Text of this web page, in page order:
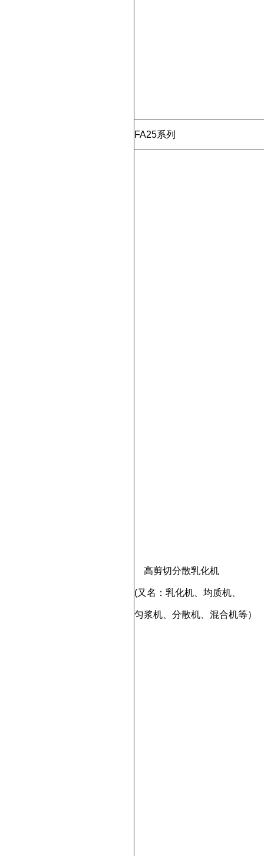
FA25系列
高剪切分散乳化机
(又名：乳化机、均质机、
匀浆机、分散机、混合机等）